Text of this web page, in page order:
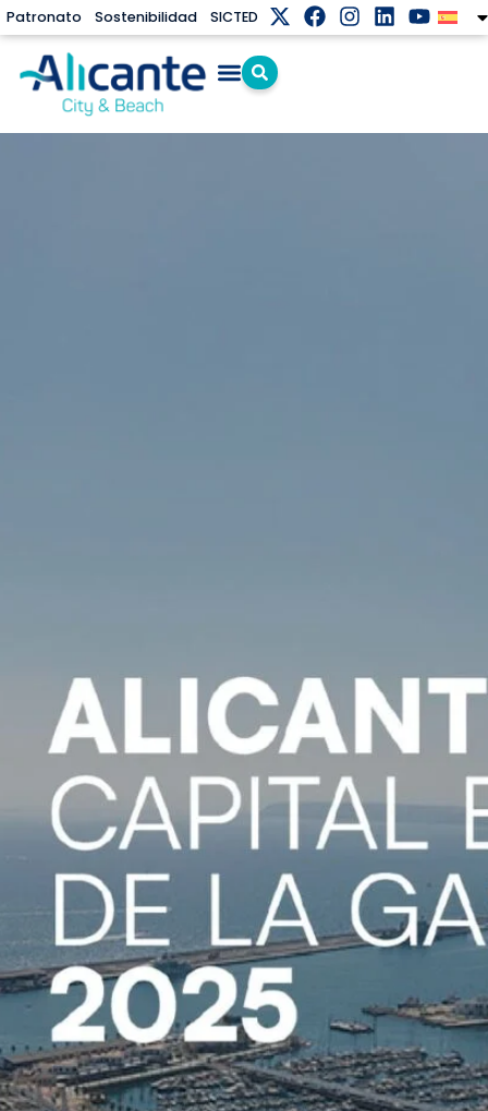
Patronato Sostenibilidad SICTED